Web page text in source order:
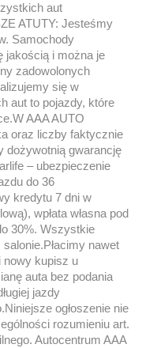
aut
ATUTY: Jesteśmy
Samochody
jakością i można je
zadowolonych
się w
aut to pojazdy, które
AAA AUTO
oraz liczby faktycznie
dożywotnią gwarancję
– ubezpieczenie
do 36
kredytu 7 dni w
wpłata własna pod
30%. Wszystkie
nawet
nowy kupisz u
auta bez podania
jazdy
ogłoszenie nie
rozumieniu art.
Autocentrum AAA